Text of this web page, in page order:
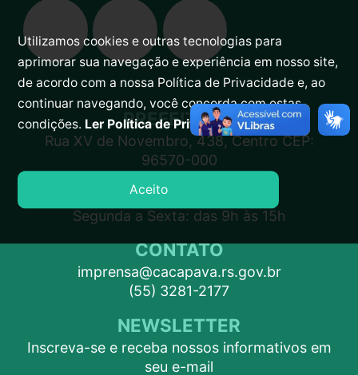
PREFEITURA
Rua XV de Novembro, 438, Centro CEP:
96570-000
ATENDIMENTO
Segunda a Sexta: das 9h às 15h
CONTATO
imprensa@cacapava.rs.gov.br
(55) 3281-2177
NEWSLETTER
Inscreva-se e receba nossos informativos em
seu e-mail
Utilizamos cookies e outras tecnologias para
aprimorar sua navegação e experiência em nosso site,
de acordo com a nossa Política de Privacidade e, ao
continuar navegando, você concorda com estas
condições. Ler Política de Privacidade.
Aceito